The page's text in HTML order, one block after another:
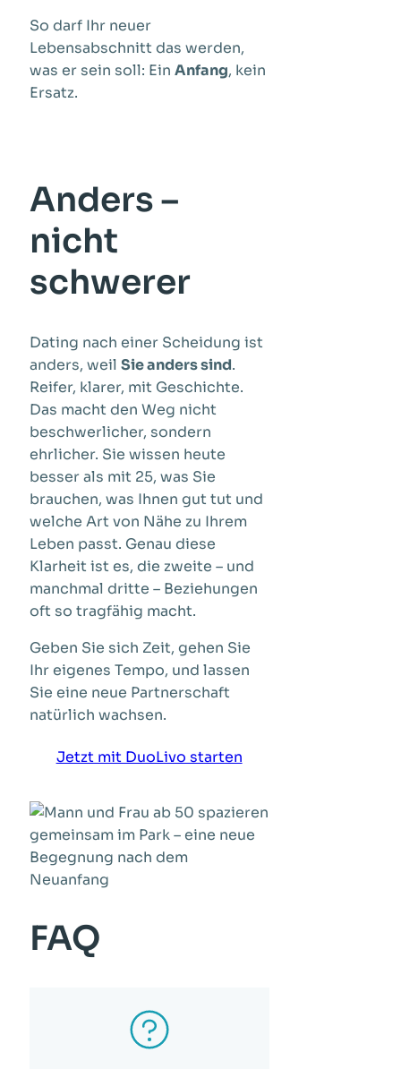
So darf Ihr neuer
Lebensabschnitt das werden,
was er sein soll: Ein Anfang, kein
Ersatz.
Anders –
nicht
schwerer
Dating nach einer Scheidung ist
anders, weil Sie anders sind.
Reifer, klarer, mit Geschichte.
Das macht den Weg nicht
beschwerlicher, sondern
ehrlicher. Sie wissen heute
besser als mit 25, was Sie
brauchen, was Ihnen gut tut und
welche Art von Nähe zu Ihrem
Leben passt. Genau diese
Klarheit ist es, die zweite – und
manchmal dritte – Beziehungen
oft so tragfähig macht.
Geben Sie sich Zeit, gehen Sie
Ihr eigenes Tempo, und lassen
Sie eine neue Partnerschaft
natürlich wachsen.
Jetzt mit DuoLivo starten
FAQ